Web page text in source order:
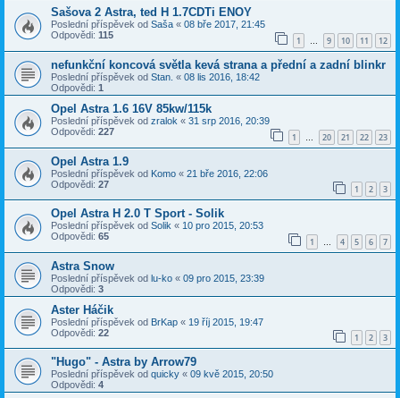
Sašova 2 Astra, ted H 1.7CDTi ENOY
Poslední příspěvek od Saša « 08 bře 2017, 21:45
Odpovědi: 115 1 … 9 10 11 12
nefunkční koncová světla kevá strana a přední a zadní blinkr
Poslední příspěvek od Stan. « 08 lis 2016, 18:42
Odpovědi: 1
Opel Astra 1.6 16V 85kw/115k
Poslední příspěvek od zralok « 31 srp 2016, 20:39
Odpovědi: 227 1 … 20 21 22 23
Opel Astra 1.9
Poslední příspěvek od Komo « 21 bře 2016, 22:06
Odpovědi: 27 1 2 3
Opel Astra H 2.0 T Sport - Solik
Poslední příspěvek od Solik « 10 pro 2015, 20:53
Odpovědi: 65 1 … 4 5 6 7
Astra Snow
Poslední příspěvek od lu-ko « 09 pro 2015, 23:39
Odpovědi: 3
Aster Háčik
Poslední příspěvek od BrKap « 19 říj 2015, 19:47
Odpovědi: 22 1 2 3
"Hugo" - Astra by Arrow79
Poslední příspěvek od quicky « 09 kvě 2015, 20:50
Odpovědi: 4